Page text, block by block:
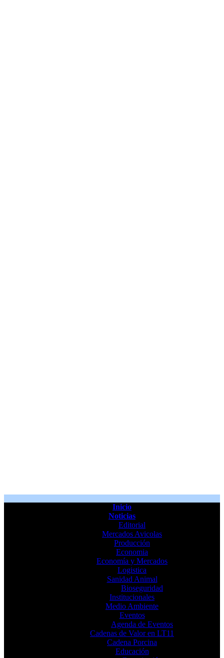
Inicio
Noticias
Editorial
Mercados Avicolas
Producción
Economia
Economía y Mercados
Logistica
Sanidad Animal
Bioseguridad
Institucionales
Medio Ambiente
Eventos
Agenda de Eventos
Cadenas de Valor en LT11
Cadena Porcina
Educación